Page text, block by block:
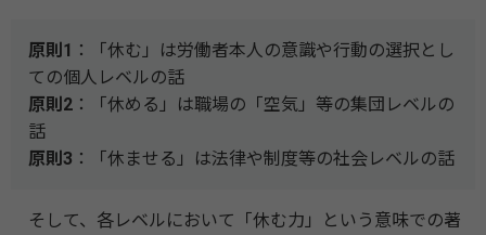
原則1 ：「休む」は労働者本人の意識や行動の選択とし
ての個人レベルの話
原則2 ：「休める」は職場の「空気」等の集団レベルの
話
原則3 ：「休ませる」は法律や制度等の社会レベルの話
そして、各レベルにおいて「休む力」という意味での著